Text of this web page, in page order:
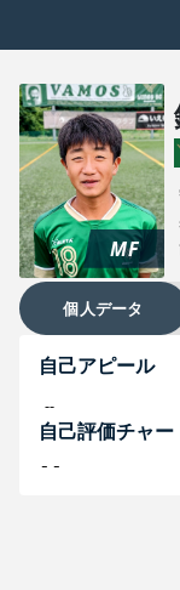
MF
個人データ
自己アピール
--
自己評価チャー
--